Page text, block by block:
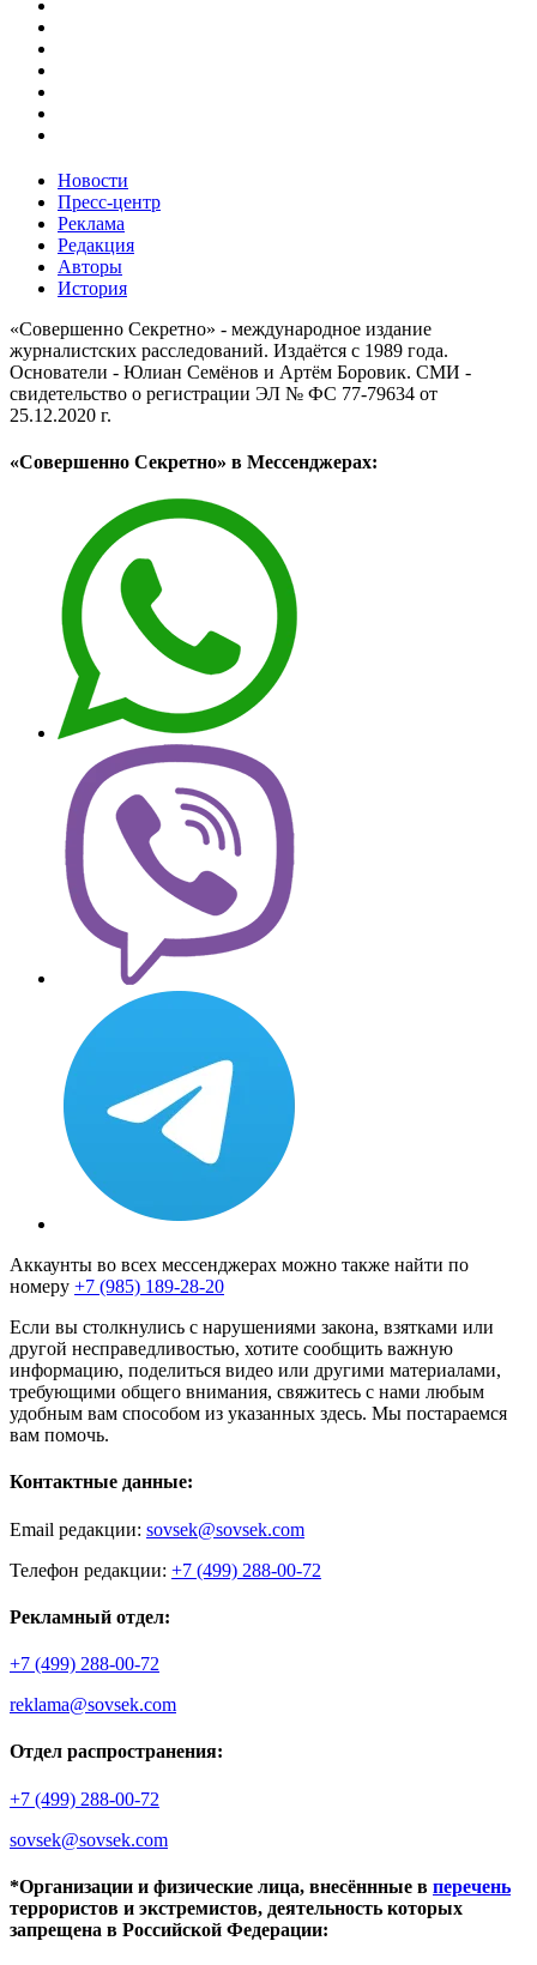
Новости
Пресс-центр
Реклама
Редакция
Авторы
История
«Совершенно Секретно» - международное издание
журналистских расследований. Издаётся с 1989 года.
Основатели - Юлиан Семёнов и Артём Боровик. CМИ -
свидетельство о регистрации ЭЛ № ФС 77-79634 от
25.12.2020 г.
«Совершенно Секретно» в Мессенджерах:
Аккаунты во всех мессенджерах можно также найти по
номеру +7 (985) 189-28-20
Если вы столкнулись с нарушениями закона, взятками или
другой несправедливостью, хотите сообщить важную
информацию, поделиться видео или другими материалами,
требующими общего внимания, свяжитесь с нами любым
удобным вам способом из указанных здесь. Мы постараемся
вам помочь.
Контактные данные:
Email редакции: sovsek@sovsek.com
Телефон редакции: +7 (499) 288-00-72
Рекламный отдел:
+7 (499) 288-00-72
reklama@sovsek.com
Отдел распространения:
+7 (499) 288-00-72
sovsek@sovsek.com
*Организации и физические лица, внесённные в перечень
террористов и экстремистов, деятельность которых
запрещена в Российской Федерации: